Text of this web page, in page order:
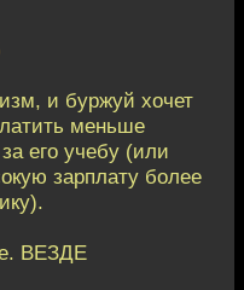
и буржуй хочет
меньше
его учебу (или
зарплату более
ВЕЗДЕ